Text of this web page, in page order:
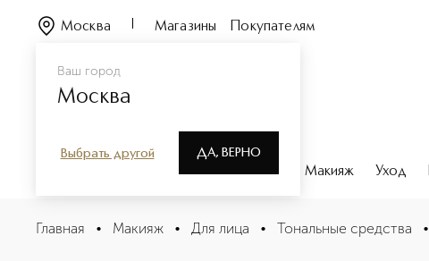
Ваш город
Москва
Выбрать другой ДА, ВЕРНО
Москва Магазины Покупателям
Парфюмерия Макияж Уход
FLUID FOUNDATION Тональный основа-флюид
Описание
Главная • Макияж • Для лица • Тональные средства •